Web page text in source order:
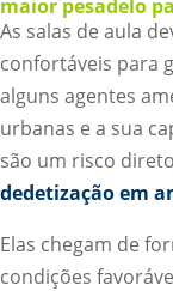
maior pesadelo
As salas de aula
confortáveis para
alguns agentes
urbanas e a sua
são um risco
dedetização em
Elas chegam de
condições